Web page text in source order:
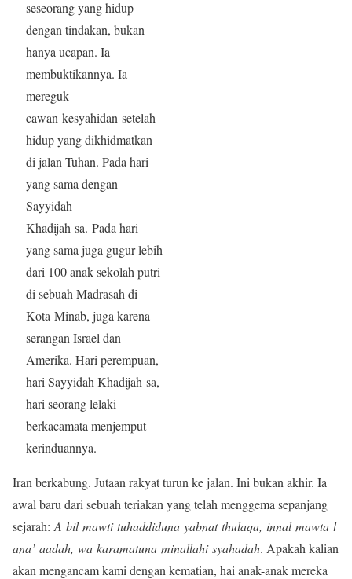
seseorang yang hidup
dengan tindakan, bukan
hanya ucapan. Ia
membuktikannya. Ia
mereguk
cawan kesyahidan setelah
hidup yang dikhidmatkan
di jalan Tuhan. Pada hari
yang sama dengan
Sayyidah
Khadijah sa. Pada hari
yang sama juga gugur lebih
dari 100 anak sekolah putri
di sebuah Madrasah di
Kota Minab, juga karena
serangan Israel dan
Amerika. Hari perempuan,
hari Sayyidah Khadijah sa,
hari seorang lelaki
berkacamata menjemput
kerinduannya.
Iran berkabung. Jutaan rakyat turun ke jalan. Ini bukan akhir. Ia
awal baru dari sebuah teriakan yang telah menggema sepanjang
sejarah: A bil mawti tuhaddiduna yabnat thulaqa, innal mawta l
ana’ aadah, wa karamatuna minallahi syahadah. Apakah kalian
akan mengancam kami dengan kematian, hai anak-anak mereka